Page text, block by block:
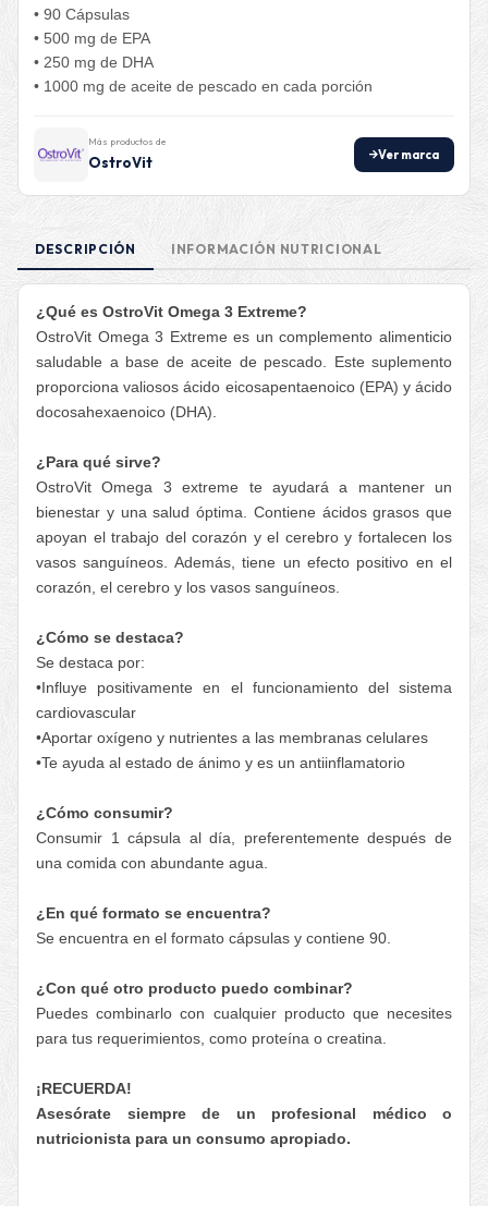
• 90 Cápsulas
• 500 mg de EPA
• 250 mg de DHA
• 1000 mg de aceite de pescado en cada porción
Más productos de
OstroVit Ver marca
DESCRIPCIÓN INFORMACIÓN NUTRICIONAL
¿Qué es OstroVit Omega 3 Extreme?
OstroVit Omega 3 Extreme es un complemento alimenticio
saludable a base de aceite de pescado. Este suplemento
proporciona valiosos ácido eicosapentaenoico (EPA) y ácido
docosahexaenoico (DHA).
¿Para qué sirve?
OstroVit Omega 3 extreme te ayudará a mantener un
bienestar y una salud óptima. Contiene ácidos grasos que
apoyan el trabajo del corazón y el cerebro y fortalecen los
vasos sanguíneos. Además, tiene un efecto positivo en el
corazón, el cerebro y los vasos sanguíneos.
¿Cómo se destaca?
Se destaca por:
•Influye positivamente en el funcionamiento del sistema
cardiovascular
•Aportar oxígeno y nutrientes a las membranas celulares
•Te ayuda al estado de ánimo y es un antiinflamatorio
¿Cómo consumir?
Consumir 1 cápsula al día, preferentemente después de
una comida con abundante agua.
¿En qué formato se encuentra?
Se encuentra en el formato cápsulas y contiene 90.
¿Con qué otro producto puedo combinar?
Puedes combinarlo con cualquier producto que necesites
para tus requerimientos, como proteína o creatina.
¡RECUERDA!
Asesórate siempre de un profesional médico o
nutricionista para un consumo apropiado.